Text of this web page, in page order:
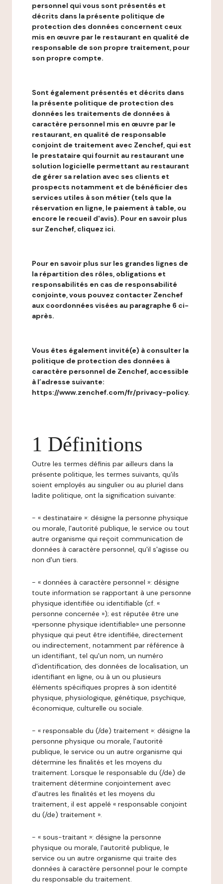
personnel qui vous sont présentés et
décrits dans la présente politique de
protection des données concernent ceux
mis en œuvre par le restaurant en qualité de
responsable de son propre traitement, pour
son propre compte.
Sont également présentés et décrits dans
la présente politique de protection des
données les traitements de données à
caractère personnel mis en œuvre par le
restaurant, en qualité de responsable
conjoint de traitement avec Zenchef, qui est
le prestataire qui fournit au restaurant une
solution logicielle permettant au restaurant
de gérer sa relation avec ses clients et
prospects notamment et de bénéficier des
services utiles à son métier (tels que la
réservation en ligne, le paiement à table, ou
encore le recueil d'avis). Pour en savoir plus
sur Zenchef, cliquez ici.
Pour en savoir plus sur les grandes lignes de
la répartition des rôles, obligations et
responsabilités en cas de responsabilité
conjointe, vous pouvez contacter Zenchef
aux coordonnées visées au paragraphe 6 ci-
après.
Vous êtes également invité(e) à consulter la
politique de protection des données à
caractère personnel de Zenchef, accessible
à l’adresse suivante:
https://www.zenchef.com/fr/privacy-policy.
1 Définitions
Outre les termes définis par ailleurs dans la
présente politique, les termes suivants, qu'ils
soient employés au singulier ou au pluriel dans
ladite politique, ont la signification suivante:
- « destinataire »: désigne la personne physique
ou morale, l'autorité publique, le service ou tout
autre organisme qui reçoit communication de
données à caractère personnel, qu'il s'agisse ou
non d'un tiers.
- « données à caractère personnel »: désigne
toute information se rapportant à une personne
physique identifiée ou identifiable (cf. «
personne concernée »); est réputée être une
«personne physique identifiable» une personne
physique qui peut être identifiée, directement
ou indirectement, notamment par référence à
un identifiant, tel qu'un nom, un numéro
d'identification, des données de localisation, un
identifiant en ligne, ou à un ou plusieurs
éléments spécifiques propres à son identité
physique, physiologique, génétique, psychique,
économique, culturelle ou sociale.
- « responsable du (/de) traitement »: désigne la
personne physique ou morale, l'autorité
publique, le service ou un autre organisme qui
détermine les finalités et les moyens du
traitement. Lorsque le responsable du (/de) de
traitement détermine conjointement avec
d'autres les finalités et les moyens du
traitement, il est appelé « responsable conjoint
du (/de) traitement ».
- « sous-traitant »: désigne la personne
physique ou morale, l'autorité publique, le
service ou un autre organisme qui traite des
données à caractère personnel pour le compte
du responsable du traitement.